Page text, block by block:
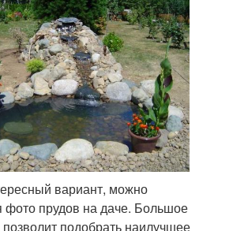
вариант, можно
фото прудов на даче. Большое
позволит подобрать наилучшее